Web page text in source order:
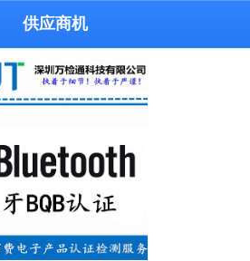
供应商机